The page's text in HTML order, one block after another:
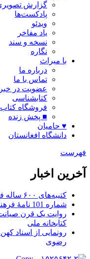
گزارش
پادکست‌ها
ویدئو
یاد مفاخر
نسخه و سند
نگاره
با میراث
درباره ما
تماس با ما
عضویت در
کتابشناسی
فروشگاه کتاب
■ پخش زنده
♥ حامیان
دانشگاه افغانستان
فهرست
آخرین اخبار
کتیبه‌های ۶۰۰ ساله فارسی در هندوستان
شماره 101 نامۀ فرهنگستان منتشر شد
روایت یک قرن
کتابخانه ملی
رونمایی از اسناد
رضوی